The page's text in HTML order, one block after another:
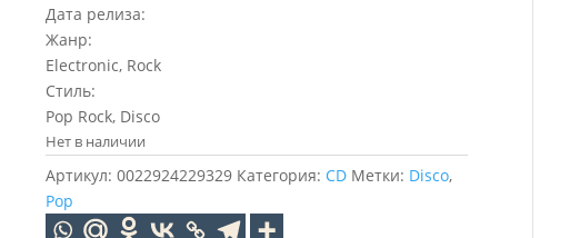
Дата релиза:
Жанр:
Electronic, Rock
Стиль:
Pop Rock, Disco
Нет в наличии
Артикул:0022924229329 Категория: CD Метки: Disco,
Pop